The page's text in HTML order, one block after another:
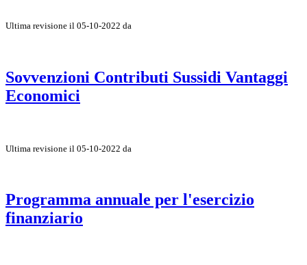
Ultima revisione il 05-10-2022 da
Sovvenzioni Contributi Sussidi Vantaggi
Economici
Ultima revisione il 05-10-2022 da
Programma annuale per l'esercizio
finanziario